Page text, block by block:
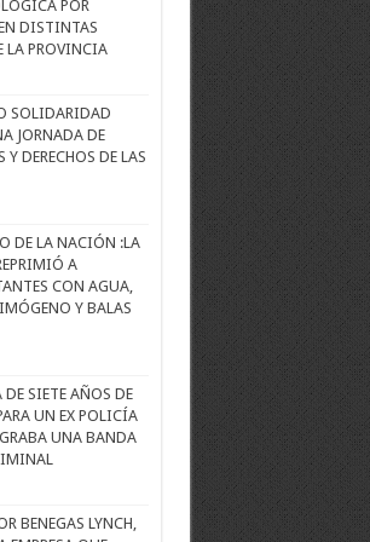
POR
DISTINTAS
LA PROVINCIA
SOLIDARIDAD
JORNADA DE
Y DERECHOS DE LAS
DE LA NACIÓN :LA
A
CON AGUA,
Y BALAS
SIETE AÑOS DE
UN EX POLICÍA
UNA BANDA
BENEGAS LYNCH,